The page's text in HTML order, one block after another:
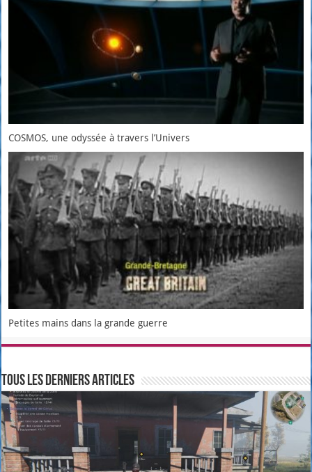
COSMOS, une odyssée à travers l’Univers
Petites mains dans la grande guerre
Tous les derniers articles